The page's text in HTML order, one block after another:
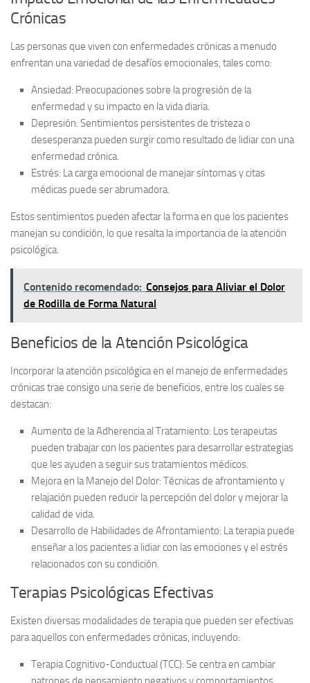
Crónicas
Las personas que viven con enfermedades crónicas a menudo
enfrentan una variedad de desafíos emocionales, tales como:
Ansiedad: Preocupaciones sobre la progresión de la
enfermedad y su impacto en la vida diaria.
Depresión: Sentimientos persistentes de tristeza o
desesperanza pueden surgir como resultado de lidiar con una
enfermedad crónica.
Estrés: La carga emocional de manejar síntomas y citas
médicas puede ser abrumadora.
Estos sentimientos pueden afectar la forma en que los pacientes
manejan su condición, lo que resalta la importancia de la atención
psicológica.
Contenido recomendado: Consejos para Aliviar el Dolor
de Rodilla de Forma Natural
Beneficios de la Atención Psicológica
Incorporar la atención psicológica en el manejo de enfermedades
crónicas trae consigo una serie de beneficios, entre los cuales se
destacan:
Aumento de la Adherencia al Tratamiento: Los terapeutas
pueden trabajar con los pacientes para desarrollar estrategias
que les ayuden a seguir sus tratamientos médicos.
Mejora en la Manejo del Dolor: Técnicas de afrontamiento y
relajación pueden reducir la percepción del dolor y mejorar la
calidad de vida.
Desarrollo de Habilidades de Afrontamiento: La terapia puede
enseñar a los pacientes a lidiar con las emociones y el estrés
relacionados con su condición.
Terapias Psicológicas Efectivas
Existen diversas modalidades de terapia que pueden ser efectivas
para aquellos con enfermedades crónicas, incluyendo:
Terapia Cognitivo-Conductual (TCC): Se centra en cambiar